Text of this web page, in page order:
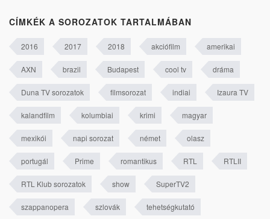
CÍMKÉK A SOROZATOK TARTALMÁBAN
2016 2017 2018 akciófilm amerikai
AXN brazil Budapest cool tv dráma
Duna TV sorozatok filmsorozat indiai Izaura TV
kalandfilm kolumbiai krimi magyar
mexikói napi sorozat német olasz
portugál Prime romantikus RTL RTLII
RTL Klub sorozatok show SuperTV2
szappanopera szlovák tehetségkutató